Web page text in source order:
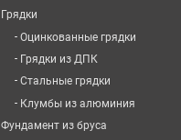
Грядки
-Оцинкованные грядки
- Грядки из ДПК
-Стальные грядки
- Клумбы из алюминия
Фундамент из бруса